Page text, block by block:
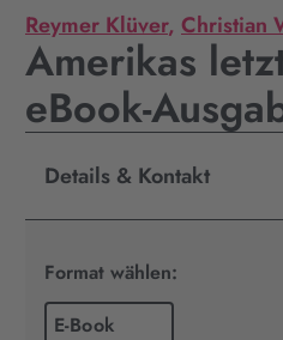
Reymer Klüver, Christian
Amerikas
eBook-
Details & Kontakt
Format wählen:
E-Book